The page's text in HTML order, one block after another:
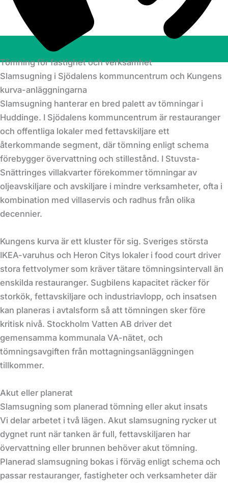
Tömning för fastighet och verksamhet
Slamsugning i Sjödalens kommuncentrum och Kungens
kurva-anläggningarna
Slamsugning hanterar en bred palett av tömningar i
Huddinge. I Sjödalens kommuncentrum är restauranger
och offentliga lokaler med fettavskiljare ett
återkommande segment, där tömning enligt schema
förebygger övervattning och stillestånd. I Stuvsta-
Snättringes villakvarter förekommer tömningar av
oljeavskiljare och avskiljare i mindre verksamheter, ofta i
kombination med villaservis och radhus från olika
decennier.
Kungens kurva är ett kluster för sig. Sveriges största
IKEA-varuhus och Heron Citys lokaler i food court driver
stora fettvolymer som kräver tätare tömningsintervall än
enskilda restauranger. Sugbilens kapacitet räcker för
storkök, fettavskiljare och industriavlopp, och insatsen
kan planeras i avtalsform så att tömningen sker före
kritisk nivå. Stockholm Vatten AB driver det
gemensamma kommunala VA-nätet, och
tömningsavgiften från mottagningsanläggningen
tillkommer.
Akut eller planerat
Slamsugning som planerad tömning eller akut insats
Vi delar arbetet i två lägen. Akut slamsugning rycker ut
dygnet runt när tanken är full, fettavskiljaren har
övervattning eller brunnen behöver akut tömning.
Planerad slamsugning bokas i förväg enligt schema och
passar restauranger, fastigheter och verksamheter där